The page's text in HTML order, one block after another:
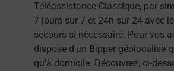
Téléassistance Classique, par
7 jours sur 7 et 24h sur 24 avec
secours si nécessaire. Pour vos
dispose d'un Bipper géolocalisé
qu'à domicile. Découvrez, ci-